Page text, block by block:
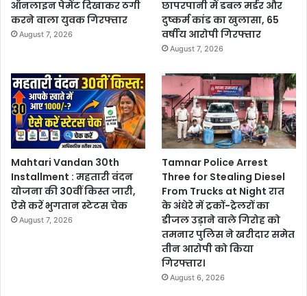
ऑनलाइन पेमेंट दिखाकर ठगी
करने वाला युवक गिरफ्तार
August 7, 2026
छापरपानी में डबल मर्डर और
दुष्कर्म कांड का खुलासा, 65
वर्षीय आरोपी गिरफ्तार
August 7, 2026
Mahtari Vandan 30th
Installment : महतारी वंदन
योजना की 30वीं किस्त जारी,
ऐसे करें भुगतान स्टेटस चेक
August 7, 2026
Tamnar Police Arrest
Three for Stealing Diesel
From Trucks at Night रात
के अंधेरे में ट्रकों-ट्रेलरों का
डीजल उड़ाने वाले गिरोह को
तमनार पुलिस ने खरीदार समेत
तीन आरोपी को किया
गिरफ्तार।
August 6, 2026